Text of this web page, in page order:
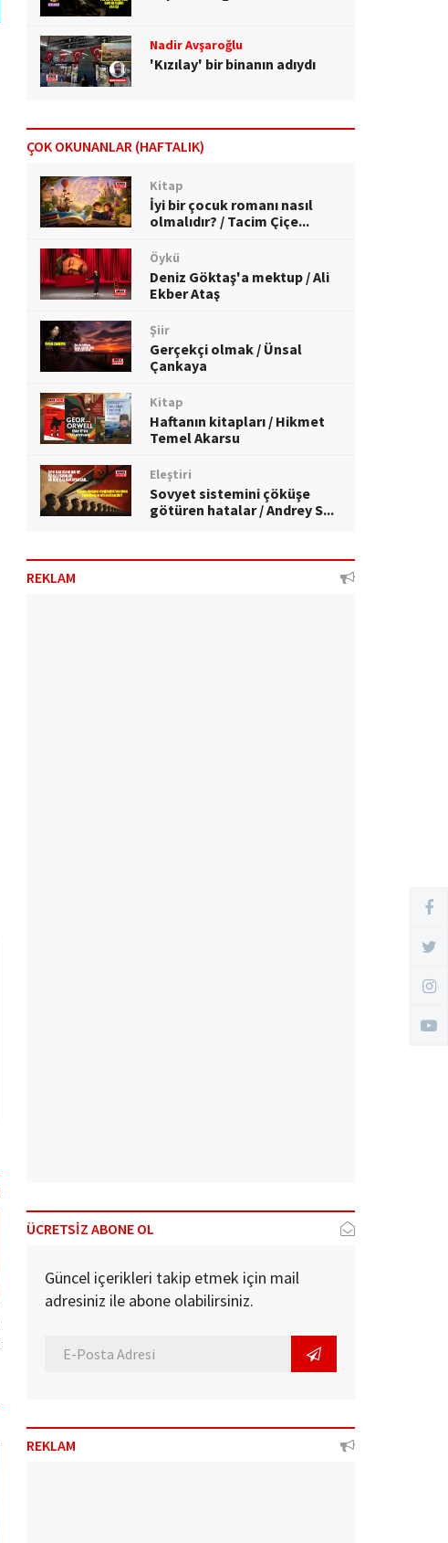
Nadir Avşaroğlu
'Kızılay' bir binanın adıydı
ÇOK OKUNANLAR (HAFTALIK)
Kitap
İyi bir çocuk romanı nasıl
olmalıdır? / Tacim Çiçe...
Öykü
Deniz Göktaş'a mektup / Ali
Ekber Ataş
Şiir
Gerçekçi olmak / Ünsal
Çankaya
Kitap
Haftanın kitapları / Hikmet
Temel Akarsu
Eleştiri
Sovyet sistemini çöküşe
götüren hatalar / Andrey S...
REKLAM
ÜCRETSİZ ABONE OL
Güncel içerikleri takip etmek için mail
adresiniz ile abone olabilirsiniz.
REKLAM